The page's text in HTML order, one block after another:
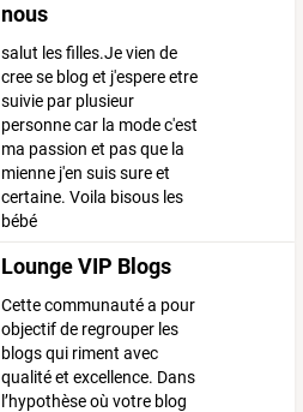
nous
salut les filles.Je vien de
cree se blog et j'espere etre
suivie par plusieur
personne car la mode c'est
ma passion et pas que la
mienne j'en suis sure et
certaine. Voila bisous les
bébé
Lounge VIP Blogs
Cette communauté a pour
objectif de regrouper les
blogs qui riment avec
qualité et excellence. Dans
l’hypothèse où votre blog